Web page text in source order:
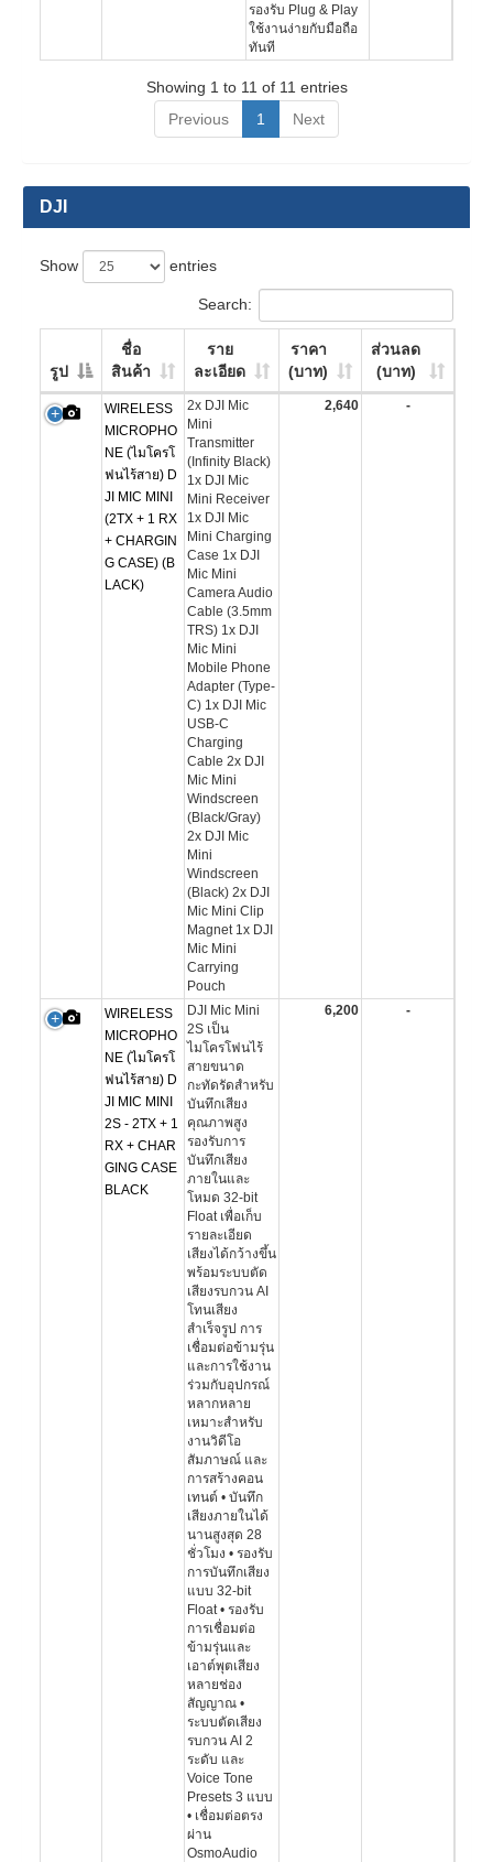
รองรับ Plug & Play
ใช้งานง่ายกับมือถือ
ทันที
Showing 1 to 11 of 11 entries
Previous
1 Next
DJI
Show entries
Search:
รูป
ชื่อ
สินค้า
ราย
ละเอียด
ราคา
(บาท)
ส่วนลด
(บาท)
WIRELESS
MICROPHO
NE (ไมโครโ
ฟนไร้สาย) D
JI MIC MINI
(2TX + 1 RX
+ CHARGIN
G CASE) (B
LACK)
2x DJI Mic
Mini
Transmitter
(Infinity Black)
1x DJI Mic
Mini Receiver
1x DJI Mic
Mini Charging
Case 1x DJI
Mic Mini
Camera Audio
Cable (3.5mm
TRS) 1x DJI
Mic Mini
Mobile Phone
Adapter (Type-
C) 1x DJI Mic
USB-C
Charging
Cable 2x DJI
Mic Mini
Windscreen
(Black/Gray)
2x DJI Mic
Mini
Windscreen
(Black) 2x DJI
Mic Mini Clip
Magnet 1x DJI
Mic Mini
Carrying
Pouch
2,640 -
WIRELESS
MICROPHO
NE (ไมโครโ
ฟนไร้สาย) D
JI MIC MINI
2S - 2TX + 1
RX + CHAR
GING CASE
BLACK
DJI Mic Mini
2S เป็น
ไมโครโฟนไร้
สายขนาด
กะทัดรัดสำหรับ
บันทึกเสียง
คุณภาพสูง
รองรับการ
บันทึกเสียง
ภายในและ
โหมด 32-bit
Float เพื่อเก็บ
รายละเอียด
เสียงได้กว้างขึ้น
พร้อมระบบตัด
เสียงรบกวน AI
โทนเสียง
สำเร็จรูป การ
เชื่อมต่อข้ามรุ่น
และการใช้งาน
ร่วมกับอุปกรณ์
หลากหลาย
เหมาะสำหรับ
งานวิดีโอ
สัมภาษณ์ และ
การสร้างคอน
เทนต์ • บันทึก
เสียงภายในได้
นานสูงสุด 28
ชั่วโมง • รองรับ
การบันทึกเสียง
แบบ 32-bit
Float • รองรับ
การเชื่อมต่อ
ข้ามรุ่นและ
เอาต์พุตเสียง
หลายช่อง
สัญญาณ •
ระบบตัดเสียง
รบกวน AI 2
ระดับ และ
Voice Tone
Presets 3 แบบ
• เชื่อมต่อตรง
ผ่าน
OsmoAudio
6,200 -